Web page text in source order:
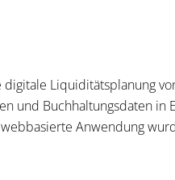
Liquiditätsplanung
und Buchhaltungsdaten in
Anwendung